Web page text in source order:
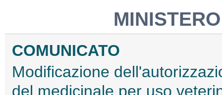
COMUNICATO
Modificazione
del medicinale per uso